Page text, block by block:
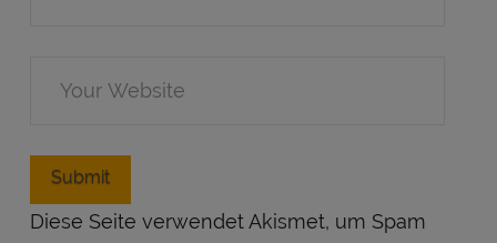
Diese Seite verwendet Akismet, um Spam